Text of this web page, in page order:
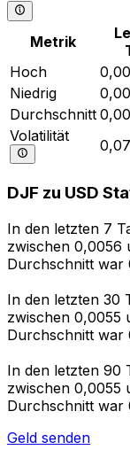
Metrik
Hoch
Niedrig
Durchschnitt
Volatilität
DJF zu USD
In den letzten 7
zwischen 0,0056
Durchschnitt war
In den letzten 30
zwischen 0,0055
Durchschnitt war
In den letzten 90
zwischen 0,0055
Durchschnitt war
Geld senden